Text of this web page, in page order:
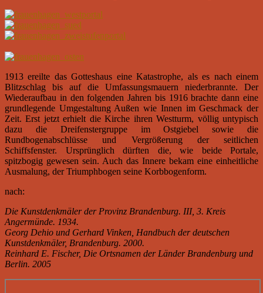
1913 ereilte das Gotteshaus eine Katastrophe, als es nach einem
Blitzschlag bis auf die Umfassungsmauern niederbrannte. Der
Wiederaufbau in den folgenden Jahren bis 1916 brachte dann eine
grundlegende Umgestaltung Außen wie Innen im Geschmack der
Zeit. Erst jetzt erhielt die Kirche ihren Westturm, völlig untypisch
dazu die Dreifenstergruppe im Ostgiebel sowie die
Rundbogenabschlüsse und Vergrößerung der seitlichen
Schiffsfenster. Ursprünglich dürften die, wie beide Portale,
spitzbogig gewesen sein. Auch das Innere bekam eine einheitliche
Ausmalung, der Triumphbogen seine Korbbogenform.
nach:
Die Kunstdenkmäler der Provinz Brandenburg. III, 3. Kreis
Angermünde. 1934.
Georg Dehio und Gerhard Vinken, Handbuch der deutschen
Kunstdenkmäler, Brandenburg. 2000.
Reinhard E. Fischer, Die Ortsnamen der Länder Brandenburg und
Berlin. 2005